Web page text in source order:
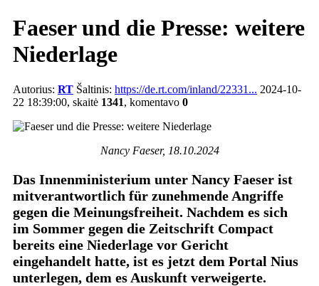
Faeser und die Presse: weitere
Niederlage
Autorius: RT Šaltinis: https://de.rt.com/inland/22331... 2024-10-
22 18:39:00, skaitė 1341, komentavo 0
Nancy Faeser, 18.10.2024
Das Innenministerium unter Nancy Faeser ist
mitverantwortlich für zunehmende Angriffe
gegen die Meinungsfreiheit. Nachdem es sich
im Sommer gegen die Zeitschrift Compact
bereits eine Niederlage vor Gericht
eingehandelt hatte, ist es jetzt dem Portal Nius
unterlegen, dem es Auskunft verweigerte.